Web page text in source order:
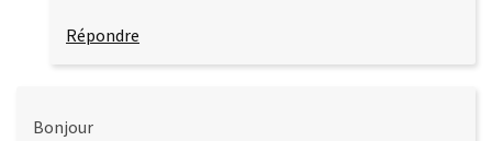
Répondre
Bonjour